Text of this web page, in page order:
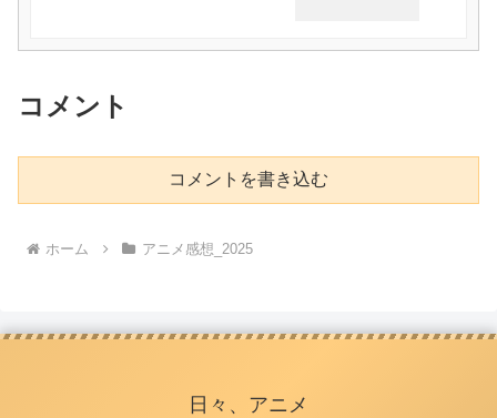
コメント
コメントを書き込む
ホーム アニメ感想_2025
日々、アニメ